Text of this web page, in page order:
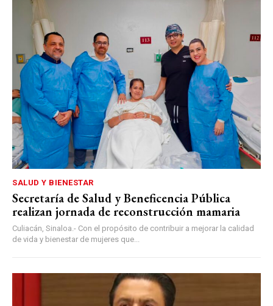
SALUD Y BIENESTAR
Secretaría de Salud y Beneficencia Pública
realizan jornada de reconstrucción mamaria
Culiacán, Sinaloa.- Con el propósito de contribuir a mejorar la calidad
de vida y bienestar de mujeres que...